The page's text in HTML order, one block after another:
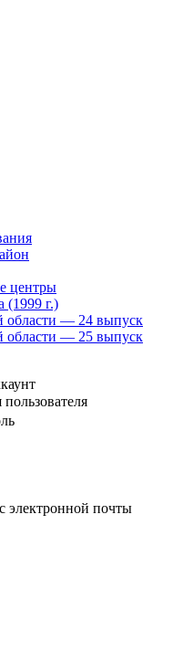
центры
(1999 г.)
области — 24 выпуск
области — 25 выпуск
электронной почты